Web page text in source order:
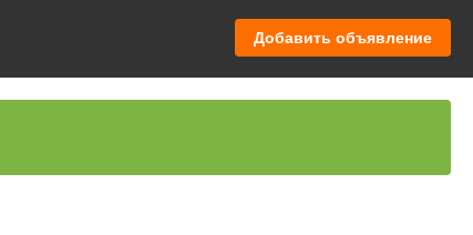
Добавить объявление